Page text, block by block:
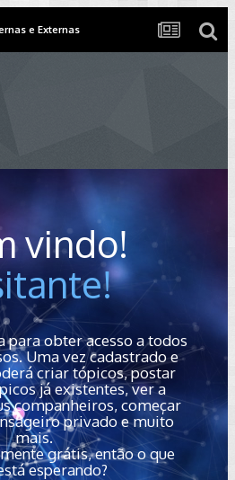
e Externas
vindo!
para obter acesso a todos
Uma vez cadastrado e
criar tópicos, postar
já existentes, ver a
companheiros, começar
privado e muito
mais.
grátis, então o que
esperando?